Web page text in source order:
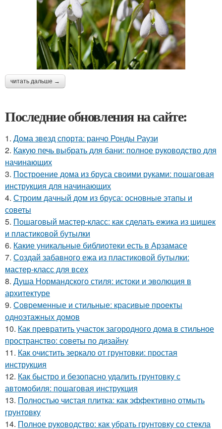
читать дальше →
Последние обновления на сайте:
1. Дома звезд спорта: ранчо Ронды Раузи
2. Какую печь выбрать для бани: полное руководство для
начинающих
3. Построение дома из бруса своими руками: пошаговая
инструкция для начинающих
4. Строим дачный дом из бруса: основные этапы и
советы
5. Пошаговый мастер-класс: как сделать ежика из шишек
и пластиковой бутылки
6. Какие уникальные библиотеки есть в Арзамасе
7. Создай забавного ежа из пластиковой бутылки:
мастер-класс для всех
8. Душа Нормандского стиля: истоки и эволюция в
архитектуре
9. Современные и стильные: красивые проекты
одноэтажных домов
10. Как превратить участок загородного дома в стильное
пространство: советы по дизайну
11. Как очистить зеркало от грунтовки: простая
инструкция
12. Как быстро и безопасно удалить грунтовку с
автомобиля: пошаговая инструкция
13. Полностью чистая плитка: как эффективно отмыть
грунтовку
14. Полное руководство: как убрать грунтовку со стекла